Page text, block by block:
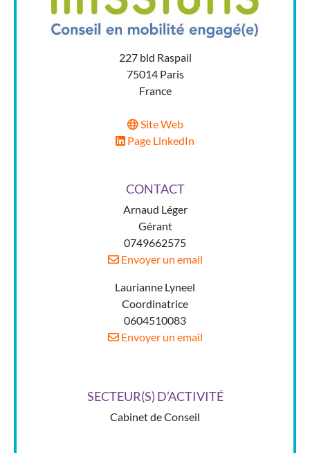
227 bld Raspail
75014 Paris
France
Site Web
Page LinkedIn
CONTACT
Arnaud Léger
Gérant
0749662575
Envoyer un email
Laurianne Lyneel
Coordinatrice
0604510083
Envoyer un email
SECTEUR(S) D’ACTIVITÉ
Cabinet de Conseil